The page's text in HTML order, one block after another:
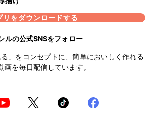
リをダウンロードする
ルの公式SNSをフォロー
る」をコンセプトに、簡単においしく作れる
画を毎日配信しています。